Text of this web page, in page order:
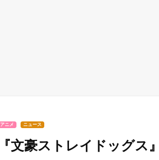
アニメ ニュース
『文豪ストレイドッグス